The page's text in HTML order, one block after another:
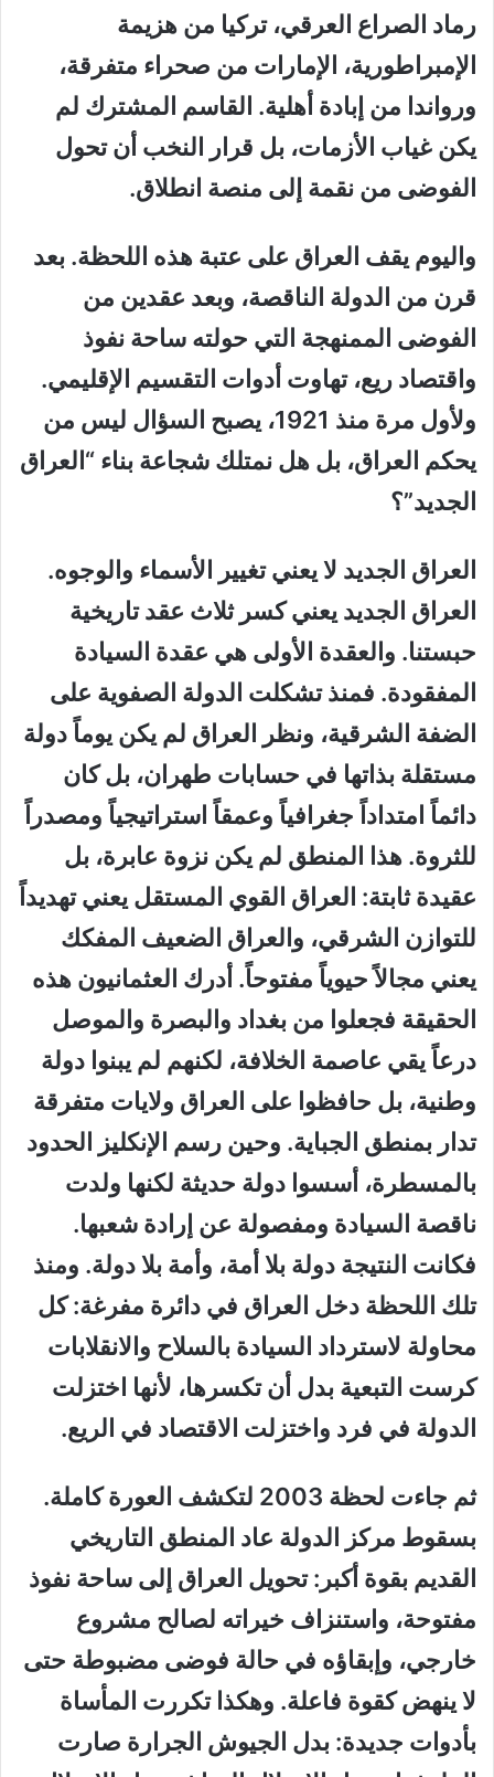
رماد الصراع العرقي، تركيا من هزيمة
الإمبراطورية، الإمارات من صحراء متفرقة،
ورواندا من إبادة أهلية. القاسم المشترك لم
يكن غياب الأزمات، بل قرار النخب أن تحول
الفوضى من نقمة إلى منصة انطلاق.
واليوم يقف العراق على عتبة هذه اللحظة. بعد
قرن من الدولة الناقصة، وبعد عقدين من
الفوضى الممنهجة التي حولته ساحة نفوذ
واقتصاد ريع، تهاوت أدوات التقسيم الإقليمي.
ولأول مرة منذ 1921، يصبح السؤال ليس من
يحكم العراق، بل هل نمتلك شجاعة بناء “العراق
الجديد”؟
العراق الجديد لا يعني تغيير الأسماء والوجوه.
العراق الجديد يعني كسر ثلاث عقد تاريخية
حبستنا. والعقدة الأولى هي عقدة السيادة
المفقودة. فمنذ تشكلت الدولة الصفوية على
الضفة الشرقية، ونظر العراق لم يكن يوماً دولة
مستقلة بذاتها في حسابات طهران، بل كان
دائماً امتداداً جغرافياً وعمقاً استراتيجياً ومصدراً
للثروة. هذا المنطق لم يكن نزوة عابرة، بل
عقيدة ثابتة: العراق القوي المستقل يعني تهديداً
للتوازن الشرقي، والعراق الضعيف المفكك
يعني مجالاً حيوياً مفتوحاً. أدرك العثمانيون هذه
الحقيقة فجعلوا من بغداد والبصرة والموصل
درعاً يقي عاصمة الخلافة، لكنهم لم يبنوا دولة
وطنية، بل حافظوا على العراق ولايات متفرقة
تدار بمنطق الجباية. وحين رسم الإنكليز الحدود
بالمسطرة، أسسوا دولة حديثة لكنها ولدت
ناقصة السيادة ومفصولة عن إرادة شعبها.
فكانت النتيجة دولة بلا أمة، وأمة بلا دولة. ومنذ
تلك اللحظة دخل العراق في دائرة مفرغة: كل
محاولة لاسترداد السيادة بالسلاح والانقلابات
كرست التبعية بدل أن تكسرها، لأنها اختزلت
الدولة في فرد واختزلت الاقتصاد في الريع.
ثم جاءت لحظة 2003 لتكشف العورة كاملة.
بسقوط مركز الدولة عاد المنطق التاريخي
القديم بقوة أكبر: تحويل العراق إلى ساحة نفوذ
مفتوحة، واستنزاف خيراته لصالح مشروع
خارجي، وإبقاؤه في حالة فوضى مضبوطة حتى
لا ينهض كقوة فاعلة. وهكذا تكررت المأساة
بأدوات جديدة: بدل الجيوش الجرارة صارت